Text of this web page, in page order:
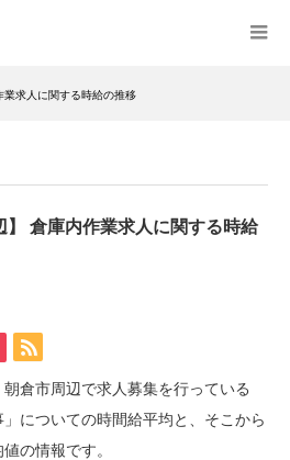
業求人に関する時給の推移
】 倉庫内作業求人に関する時給
倉市周辺で求人募集を行っている
」についての時間給平均と、そこから
の情報です。